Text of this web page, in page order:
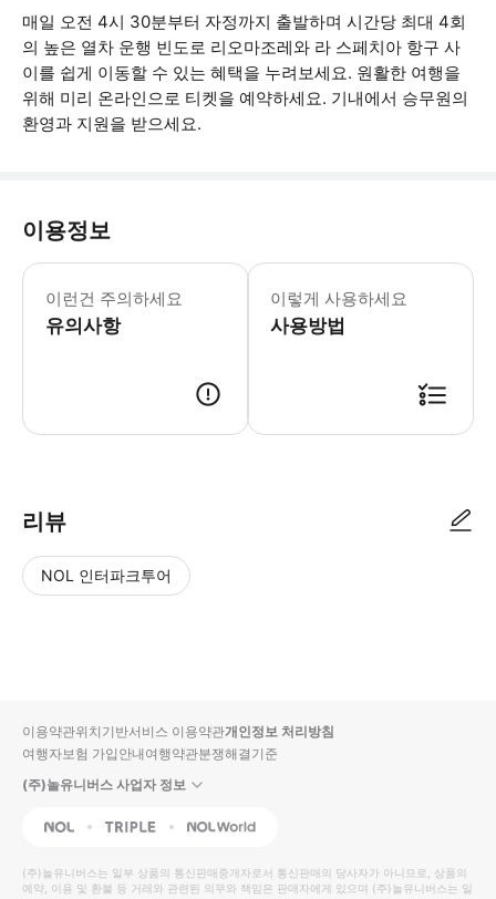
매일 오전 4시 30분부터 자정까지 출발하며 시간당 최대 4회
의 높은 열차 운행 빈도로 리오마조레와 라 스페치아 항구 사
이를 쉽게 이동할 수 있는 혜택을 누려보세요. 원활한 여행을
위해 미리 온라인으로 티켓을 예약하세요. 기내에서 승무원의
환영과 지원을 받으세요.
이용정보
이런건 주의하세요
유의사항
지역 디지털 티켓은 지명적이고 개인
이렇게 사용하세요
사용방법
리뷰
NOL 인터파크투어
입니
다.
높
은
동
영
순
상
이용약관위치기반서비스 이용약관개인정보 처리방침
여행자보험 가입안내여행약관분쟁해결기준
(주)놀유니버스 사업자 정보
NOL Triple Interpark Global
(주)놀유니버스는 일부 상품의 통신판매중개자로서 통신판매의 당사자가 아니므로, 상품의
예약, 이용 및 환불 등 거래와 관련된 의무와 책임은 판매자에게 있으며 (주)놀유니버스는 일